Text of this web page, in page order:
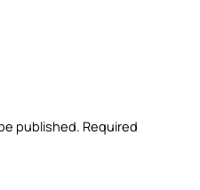
published. Required